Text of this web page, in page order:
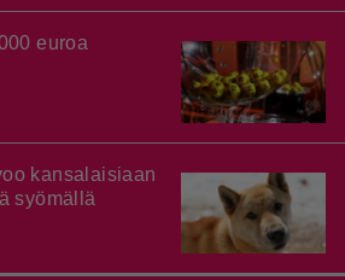
euroa
kansalaisiaan
syömällä